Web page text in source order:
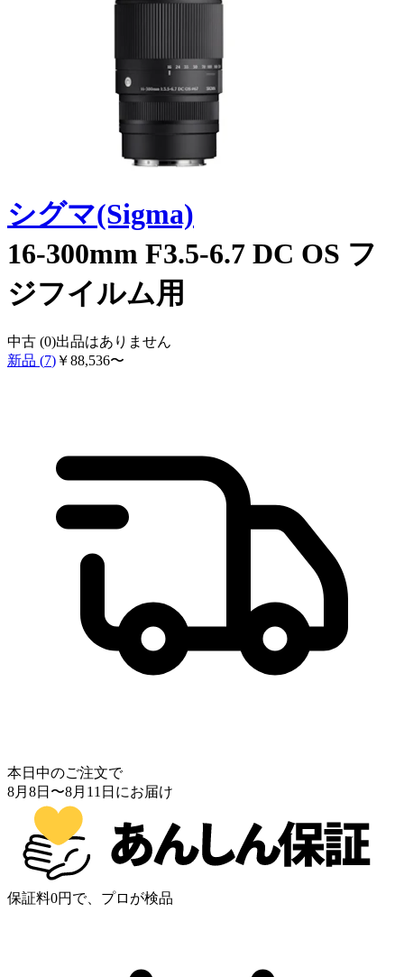
シグマ(Sigma)
16-300mm F3.5-6.7 DC OS フ
ジフイルム用
中古 (0)出品はありません
新品 (7) ￥88,536〜
本日中のご注文で
8月8日 〜8月11日 にお届け
保証料0円で、プロが検品